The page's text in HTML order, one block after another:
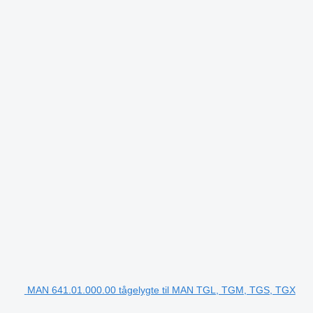
MAN 641.01.000.00 tågelygte til MAN TGL, TGM, TGS, TGX